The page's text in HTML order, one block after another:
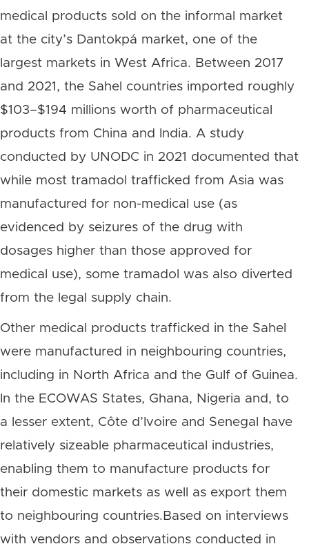
medical products sold on the informal market
at the city’s Dantokpá market, one of the
largest markets in West Africa. Between 2017
and 2021, the Sahel countries imported roughly
$103–$194 millions worth of pharmaceutical
products from China and India. A study
conducted by UNODC in 2021 documented that
while most tramadol trafficked from Asia was
manufactured for non-medical use (as
evidenced by seizures of the drug with
dosages higher than those approved for
medical use), some tramadol was also diverted
from the legal supply chain.
Other medical products trafficked in the Sahel
were manufactured in neighbouring countries,
including in North Africa and the Gulf of Guinea.
In the ECOWAS States, Ghana, Nigeria and, to
a lesser extent, Côte d’Ivoire and Senegal have
relatively sizeable pharmaceutical industries,
enabling them to manufacture products for
their domestic markets as well as export them
to neighbouring countries.Based on interviews
with vendors and observations conducted in